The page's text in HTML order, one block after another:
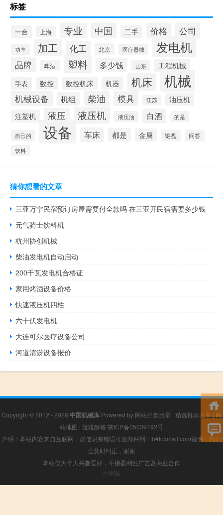
标签
一台 上海 专业 中国 二手 价格 公司
功率 加工 化工 北京 医疗器械 发电机
品牌 啤酒 塑料 多少钱 山东 工程机械
手表 数控 数控机床 机器 机床 机械
机械设备 机组 柴油 模具 江苏
油压机
注塑机
液压 液压机 液压油 白酒 的是
自己的 设备 车床 都是 金属 键盘 问答
饮料
猜你想看的文章
三亚万宁民宿预订房屋需要付全款吗 在三亚开民宿需要多少钱
元气骑士饮料机
杭州协创机械
柴油发电机自动启动
200千瓦发电机合格证
家用烤酒设备价格
快速液压机四柱
六十伏发电机
大连可尔医疗设备公司
河道清淤设备报价
Copyright © 2012 - 2026 中国机械库 Powered by 网站分类目录 | 精选推荐文章 | 网
站地图 | 疑难解答 陕ICP备05039492号
声明：本站内容来自互联网，如信息有错误可发邮件到f_fb#foxmail.com说明，我们
会及时纠正，谢谢
本站仅为个人兴趣爱好，不接盈利性广告及商业合作
小男孩